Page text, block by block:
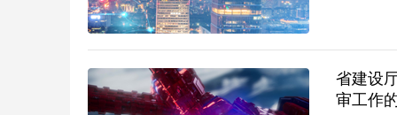
省建设
审工作